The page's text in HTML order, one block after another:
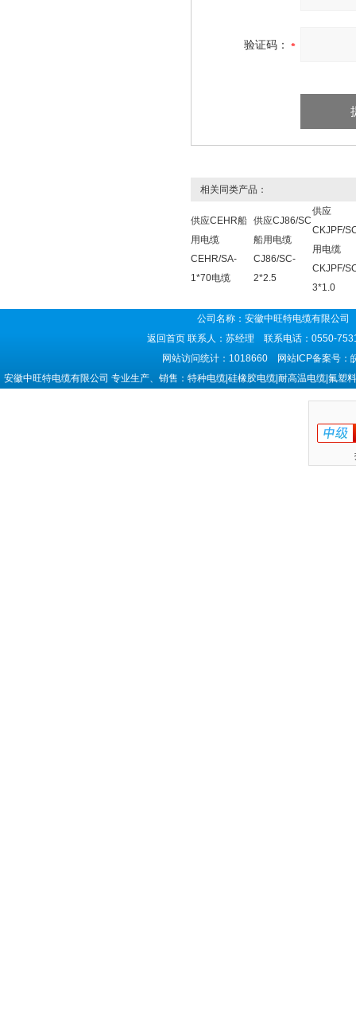
验证码：
相关同类产品：
供应CEHR船
用电缆
CEHR/SA-
1*70电缆
供应CJ86/SC
船用电缆
CJ86/SC-
2*2.5
供应
CKJPF/
用电缆
CKJPF/
3*1.0
公司名称：安徽中旺特电缆有限公
返回首页 联系人：苏经理 联系电话：0550-
网站访问统计：1018660 网站ICP备案号：
安徽中旺特电缆有限公司 专业生产、销售：特种电缆|硅橡胶电缆|耐高温电缆|氟